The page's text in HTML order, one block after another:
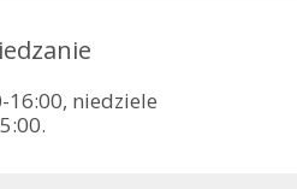
16:00, niedziele